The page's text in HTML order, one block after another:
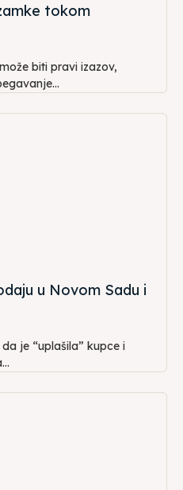
tokom
biti pravi izazov,
u Novom Sadu i
je “uplašila” kupce i